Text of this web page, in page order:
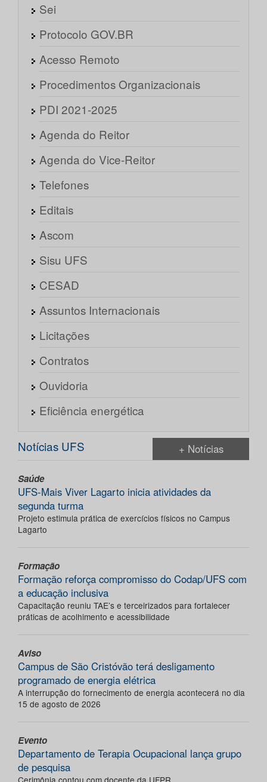
Sei
Protocolo GOV.BR
Acesso Remoto
Procedimentos Organizacionais
PDI 2021-2025
Agenda do Reitor
Agenda do Vice-Reitor
Telefones
Editais
Ascom
Sisu UFS
CESAD
Assuntos Internacionais
Licitações
Contratos
Ouvidoria
Eficiência energética
Notícias UFS + Notícias
Saúde
UFS-Mais Viver Lagarto inicia atividades da
segunda turma
Projeto estimula prática de exercícios físicos no Campus
Lagarto
Formação
Formação reforça compromisso do Codap/UFS com
a educação inclusiva
Capacitação reuniu TAE’s e terceirizados para fortalecer
práticas de acolhimento e acessibilidade
Aviso
Campus de São Cristóvão terá desligamento
programado de energia elétrica
A interrupção do fornecimento de energia acontecerá no dia
15 de agosto de 2026
Evento
Departamento de Terapia Ocupacional lança grupo
de pesquisa